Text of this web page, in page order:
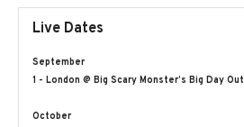
Live Dates
September
1 - London @ Big Scary Monster’s Big Day Out
October